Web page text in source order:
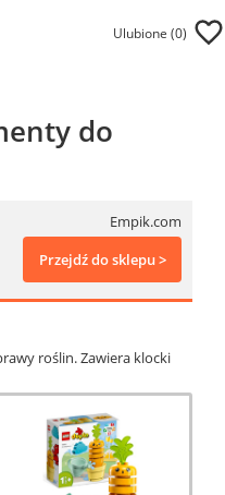
Ulubione (0)
do
Empik.com
Przejdź do sklepu >
roślin. Zawiera klocki